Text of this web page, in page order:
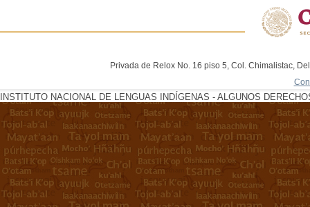
Privada de Relox No. 16 piso 5, Col. Chimalistac,
INSTITUTO NACIONAL DE LENGUAS INDÍGENAS - ALGUNOS